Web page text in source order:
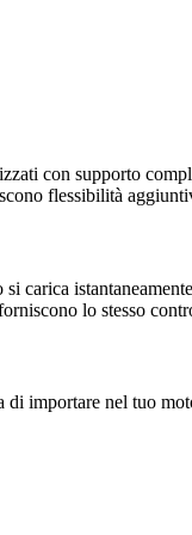
con supporto
flessibilità
lo stesso
importare nel tuo